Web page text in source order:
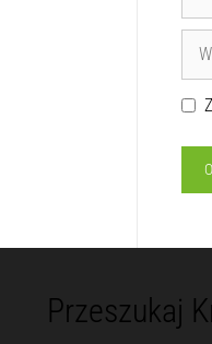
Przeszukaj